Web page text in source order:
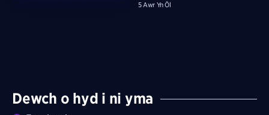
5 Awr Yn Ôl
Dewch o hyd i ni yma